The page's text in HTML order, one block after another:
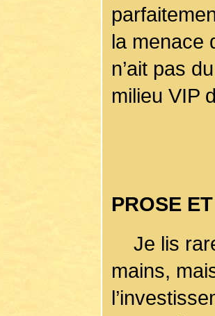
la menace
n’ait pas
milieu VIP
PROSE
Je lis
mains,